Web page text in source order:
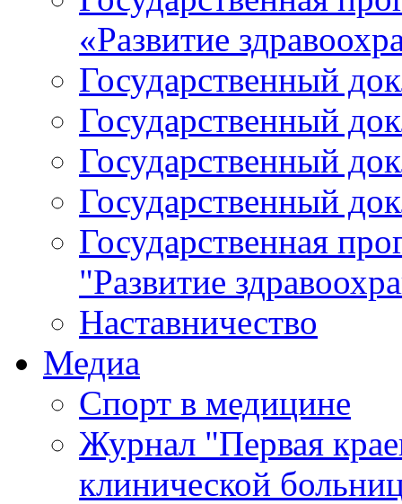
«Развитие
Государственный
Государственный
Государственный
Государственный
Государственная
"Развитие
Наставничество
Медиа
Спорт в медицине
Журнал "Первая
клинической